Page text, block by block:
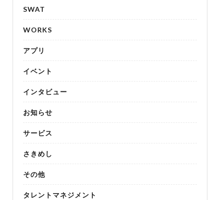
SWAT
WORKS
アプリ
イベント
インタビュー
お知らせ
サービス
さきめし
その他
タレントマネジメント